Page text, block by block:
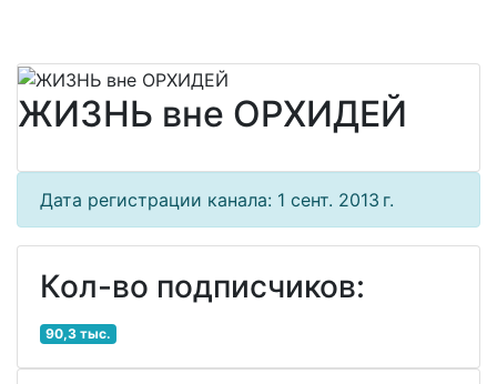
ЖИЗНЬ вне ОРХИДЕЙ
Дата регистрации канала: 1 сент. 2013 г.
Кол-во подписчиков:
90,3 тыс.